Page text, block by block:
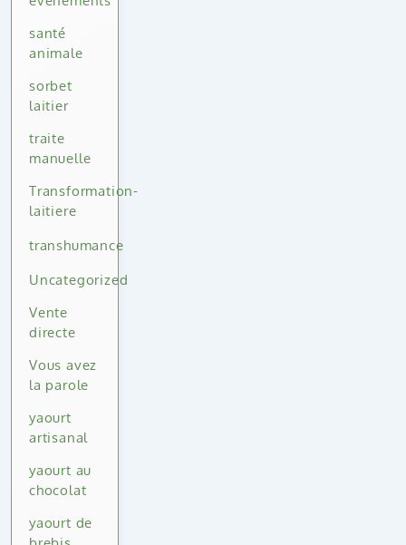
santé
animale
sorbet
laitier
traite
manuelle
Transformation-
laitiere
transhumance
Uncategorized
Vente
directe
Vous avez
la parole
yaourt
artisanal
yaourt au
chocolat
yaourt de